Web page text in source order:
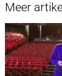
Meer